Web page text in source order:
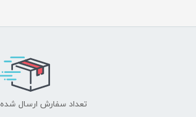
تعداد سفارش ارسال شده 3850 عدد